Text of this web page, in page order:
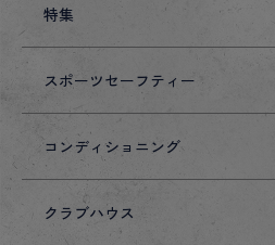
特集
スポーツセーフティー
コンディショニング
クラブハウス